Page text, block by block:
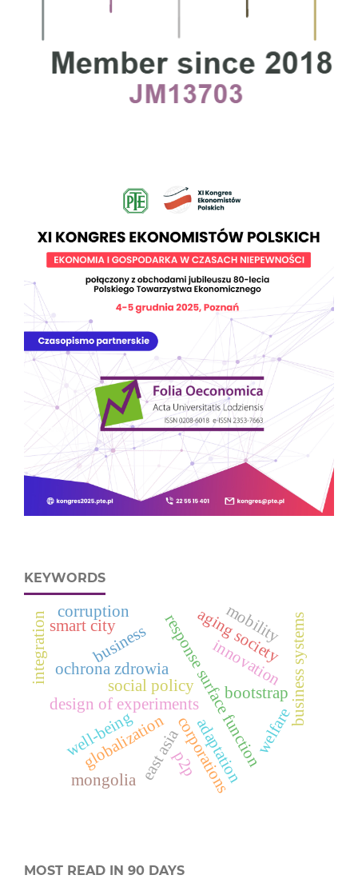
KEYWORDS
design of experimentsresponse surface function
bootstrap
ochrona zdrowia
integration business
globalizationcorporations
business systems
innovation
aging society
east asia
social policy
welfare
well-being
mongolia adaptation
smart city
p2p
mobility
corruption
MOST READ IN 90 DAYS